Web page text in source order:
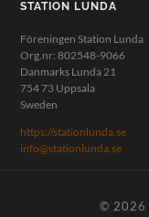
STATION LUNDA
Föreningen Station Lunda
Org.nr: 802548-9066
Danmarks Lunda 21
754 73 Uppsala
Sweden
https://stationlunda.se
info@stationlunda.se
© 2026